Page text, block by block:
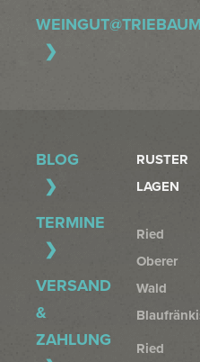
BLOG
TERMINE
VERSAND
&
ZAHLUNG
RUSTER
LAGEN
Ried
Oberer
Wald
Ried